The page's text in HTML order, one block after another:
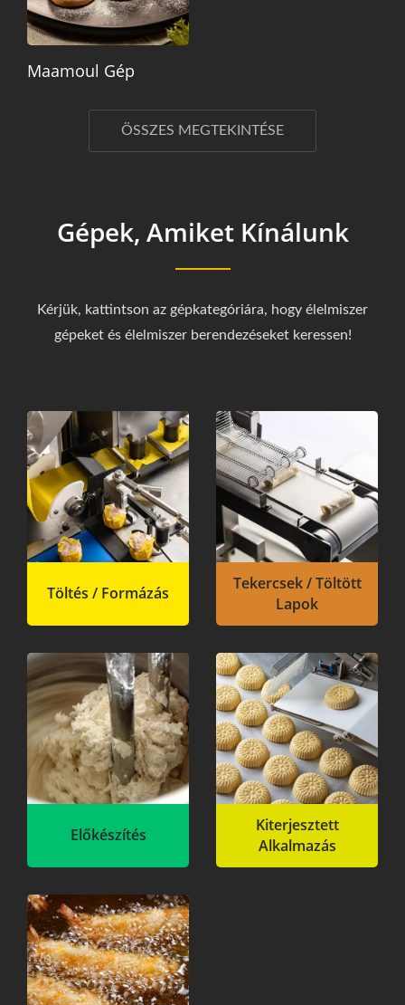
Maamoul Gép
ÖSSZES MEGTEKINTÉSE
Gépek, Amiket Kínálunk
Kérjük, kattintson az gépkategóriára, hogy élelmiszer
gépeket és élelmiszer berendezéseket keressen!
Töltés / Formázás
Tekercsek / Töltött
Lapok
Előkészítés
Kiterjesztett
Alkalmazás